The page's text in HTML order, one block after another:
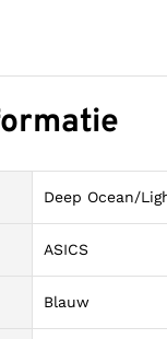
Deep Ocean/
ASICS
Blauw